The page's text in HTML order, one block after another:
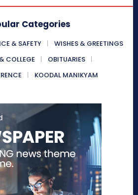
Categories
& SAFETY
WISHES & GREETINGS
COLLEGE
OBITUARIES
KOODAL MANIKYAM